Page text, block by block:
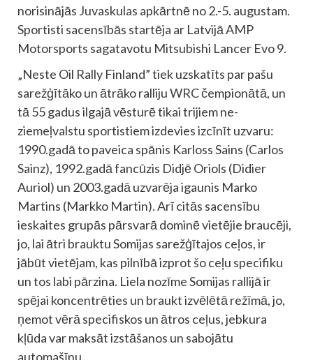
norisinājās Juvaskulas apkārtnē no 2.-5. augustam.
Sportisti sacensībās startēja ar Latvijā AMP
Motorsports sagatavotu Mitsubishi Lancer Evo 9.
„Neste Oil Rally Finland” tiek uzskatīts par pašu
sarežģītāko un ātrāko ralliju WRC čempionātā, un
tā 55 gadus ilgajā vēsturē tikai trijiem ne-
ziemeļvalstu sportistiem izdevies izcīnīt uzvaru:
1990.gadā to paveica spānis Karloss Sains (Carlos
Sainz), 1992.gadā fancūzis Didjē Oriols (Didier
Auriol) un 2003.gadā uzvarēja igaunis Marko
Martins (Markko Martin). Arī citās sacensību
ieskaites grupās pārsvarā dominē vietējie braucēji,
jo, lai ātri brauktu Somijas sarežģītajos ceļos, ir
jābūt vietējam, kas pilnībā izprot šo ceļu specifiku
un tos labi pārzina. Liela nozīme Somijas rallijā ir
spējai koncentrēties un braukt izvēlētā režīmā, jo,
ņemot vērā specifiskos un ātros ceļus, jebkura
kļūda var maksāt izstāšanos un sabojātu
automašīnu.